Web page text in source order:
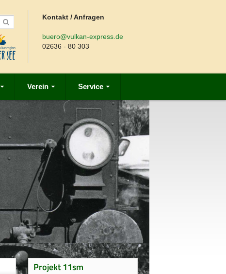
Kontakt / Anfragen
buero@vulkan-express.de
02636 - 80 303
Verein Service
Projekt 11sm